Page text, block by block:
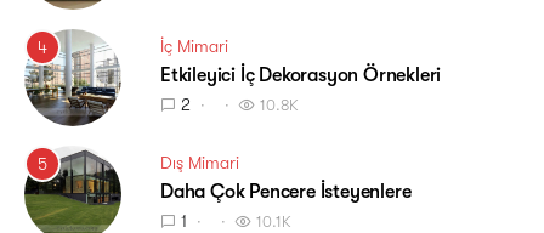
4 İç Mimari
Etkileyici İç Dekorasyon Örnekleri
2 10.8K
5 Dış Mimari
Daha Çok Pencere İsteyenlere
1 10.1K